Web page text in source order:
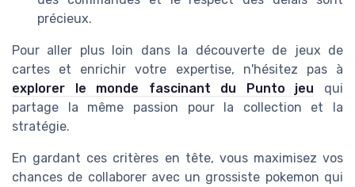
précieux.
Pour aller plus loin dans la découverte de jeux de
cartes et enrichir votre expertise, n'hésitez pas à
explorer le monde fascinant du Punto jeu qui
partage la même passion pour la collection et la
stratégie.
En gardant ces critères en tête, vous maximisez vos
chances de collaborer avec un grossiste pokemon qui